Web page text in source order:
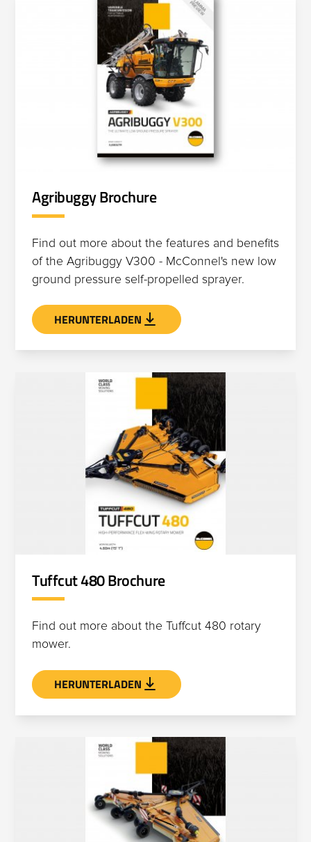
Agribuggy Brochure
Find out more about the features and benefits
of the Agribuggy V300 - McConnel's new low
ground pressure self-propelled sprayer.
HERUNTERLADEN
Tuffcut 480 Brochure
Find out more about the Tuffcut 480 rotary
mower.
HERUNTERLADEN